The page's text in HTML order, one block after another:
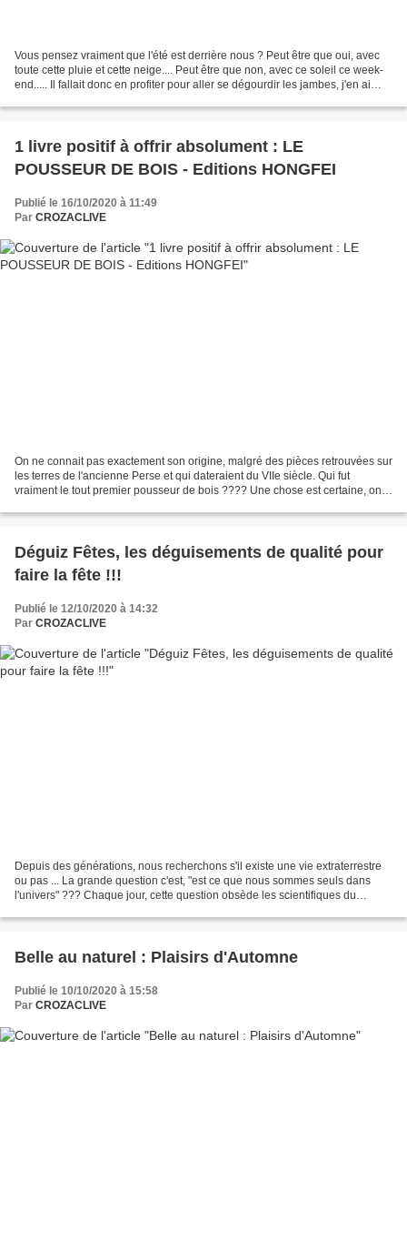
Vous pensez vraiment que l'été est derrière nous ? Peut être que oui, avec
toute cette pluie et cette neige.... Peut être que non, avec ce soleil ce week-
end..... Il fallait donc en profiter pour aller se dégourdir les jambes, j'en ai
1 livre positif à offrir absolument : LE
POUSSEUR DE BOIS - Editions HONGFEI
Publié le 16/10/2020 à 11:49
Par CROZACLIVE
On ne connait pas exactement son origine, malgré des pièces retrouvées sur
les terres de l'ancienne Perse et qui dateraient du VIIe siècle. Qui fut
vraiment le tout premier pousseur de bois ???? Une chose est certaine, on
Déguiz Fêtes, les déguisements de qualité pour
faire la fête !!!
Publié le 12/10/2020 à 14:32
Par CROZACLIVE
Depuis des générations, nous recherchons s'il existe une vie extraterrestre
ou pas ... La grande question c'est, "est ce que nous sommes seuls dans
l'univers" ??? Chaque jour, cette question obsède les scientifiques du
Belle au naturel : Plaisirs d'Automne
Publié le 10/10/2020 à 15:58
Par CROZACLIVE